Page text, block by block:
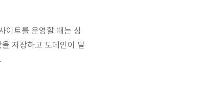
이트를 운영할 때는 싱
저장하고 도메인이 달